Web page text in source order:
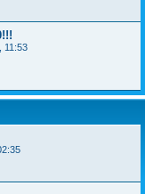
11:53